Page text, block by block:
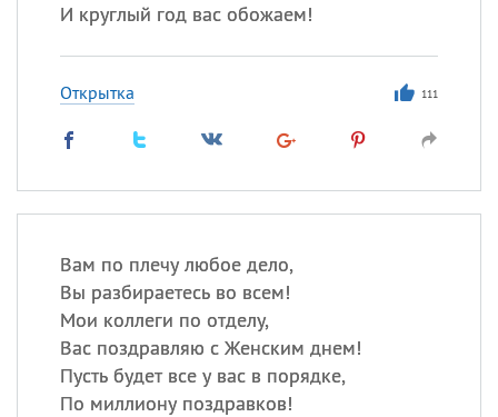
И круглый год вас обожаем!
Открытка 111
Вам по плечу любое дело,
Вы разбираетесь во всем!
Мои коллеги по отделу,
Вас поздравляю с Женским днем!
Пусть будет все у вас в порядке,
По миллиону поздравков!